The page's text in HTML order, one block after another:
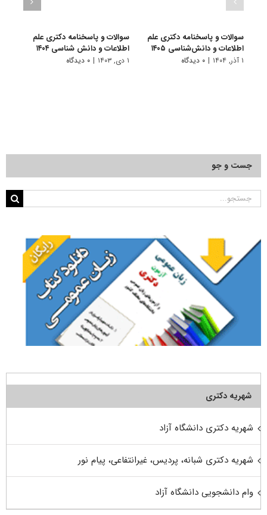
سوالات و پاسخنامه دکتری علم
اطلاعات و دانش‌شناسی ۱۴۰۵
۱ آذر, ۱۴۰۴ | ۰ دیدگاه
سوالات و پاسخنامه دکتری علم
اطلاعات و دانش شناسی ۱۴۰۴
۱ دی, ۱۴۰۳ | ۰ دیدگاه
جست و جو
جستجو
شهریه دکتری
شهریه دکتری دانشگاه آزاد
شهریه دکتری شبانه، پردیس، غیرانتفاعی، پیام نور
وام دانشجویی دانشگاه آزاد